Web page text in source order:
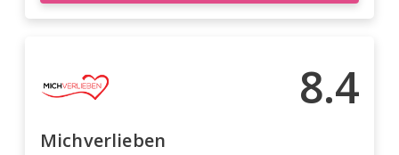
8.4
Michverlieben